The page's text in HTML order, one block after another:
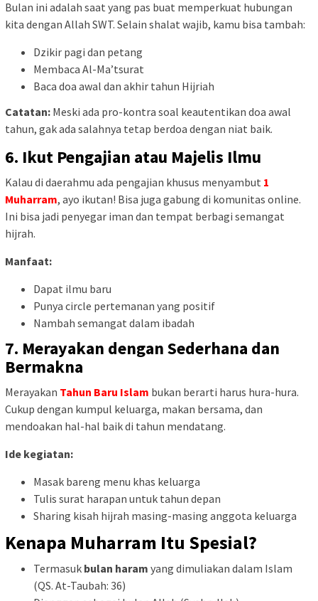
Bulan ini adalah saat yang pas buat memperkuat hubungan
kita dengan Allah SWT. Selain shalat wajib, kamu bisa tambah:
Dzikir pagi dan petang
Membaca Al-Ma’tsurat
Baca doa awal dan akhir tahun Hijriah
Catatan: Meski ada pro-kontra soal keautentikan doa awal
tahun, gak ada salahnya tetap berdoa dengan niat baik.
6. Ikut Pengajian atau Majelis Ilmu
Kalau di daerahmu ada pengajian khusus menyambut 1
Muharram, ayo ikutan! Bisa juga gabung di komunitas online.
Ini bisa jadi penyegar iman dan tempat berbagi semangat
hijrah.
Manfaat:
Dapat ilmu baru
Punya circle pertemanan yang positif
Nambah semangat dalam ibadah
7. Merayakan dengan Sederhana dan
Bermakna
Merayakan Tahun Baru Islam bukan berarti harus hura-hura.
Cukup dengan kumpul keluarga, makan bersama, dan
mendoakan hal-hal baik di tahun mendatang.
Ide kegiatan:
Masak bareng menu khas keluarga
Tulis surat harapan untuk tahun depan
Sharing kisah hijrah masing-masing anggota keluarga
Kenapa Muharram Itu Spesial?
Termasuk bulan haram yang dimuliakan dalam Islam
(QS. At-Taubah: 36)